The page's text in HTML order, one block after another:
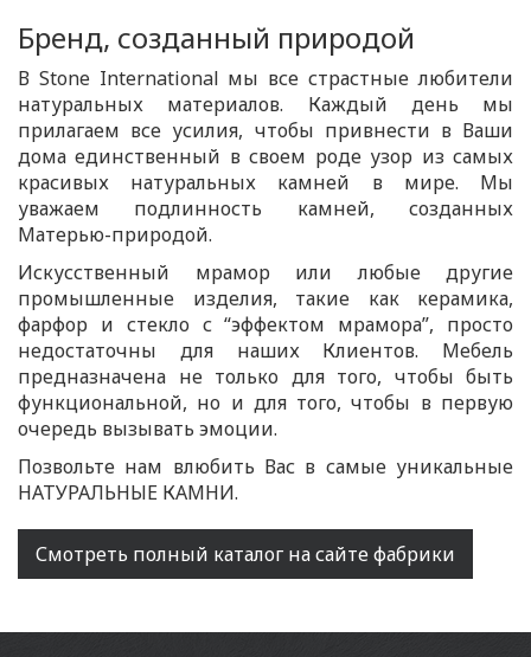
Бренд, созданный природой
В Stone International мы все страстные любители
натуральных материалов. Каждый день мы
прилагаем все усилия, чтобы привнести в Ваши
дома единственный в своем роде узор из самых
красивых натуральных камней в мире. Мы
уважаем подлинность камней, созданных
Матерью-природой.
Искусственный мрамор или любые другие
промышленные изделия, такие как керамика,
фарфор и стекло с “эффектом мрамора”, просто
недостаточны для наших Клиентов. Мебель
предназначена не только для того, чтобы быть
функциональной, но и для того, чтобы в первую
очередь вызывать эмоции.
Позвольте нам влюбить Вас в самые уникальные
НАТУРАЛЬНЫЕ КАМНИ.
Смотреть полный каталог на сайте фабрики